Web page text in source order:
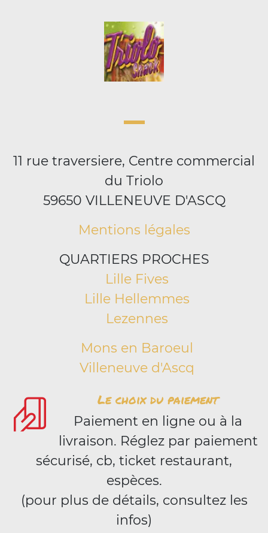
11 rue traversiere, Centre commercial
du Triolo
59650 VILLENEUVE D'ASCQ
Mentions légales
QUARTIERS PROCHES
Lille Fives
Lille Hellemmes
Lezennes
Mons en Baroeul
Villeneuve d'Ascq
Le choix du paiement
Paiement en ligne ou à la
livraison. Réglez par paiement
sécurisé, cb, ticket restaurant,
espèces.
(pour plus de détails, consultez les
infos)